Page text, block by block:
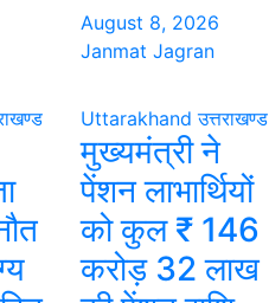
August 8, 2026
Janmat Jagran
Uttarakhand उत्तराखण्ड
मुख्यमंत्री ने
पेंशन लाभार्थियों
को कुल ₹ 146
करोड़ 32 लाख